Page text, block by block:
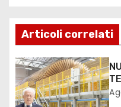
Articoli correlati